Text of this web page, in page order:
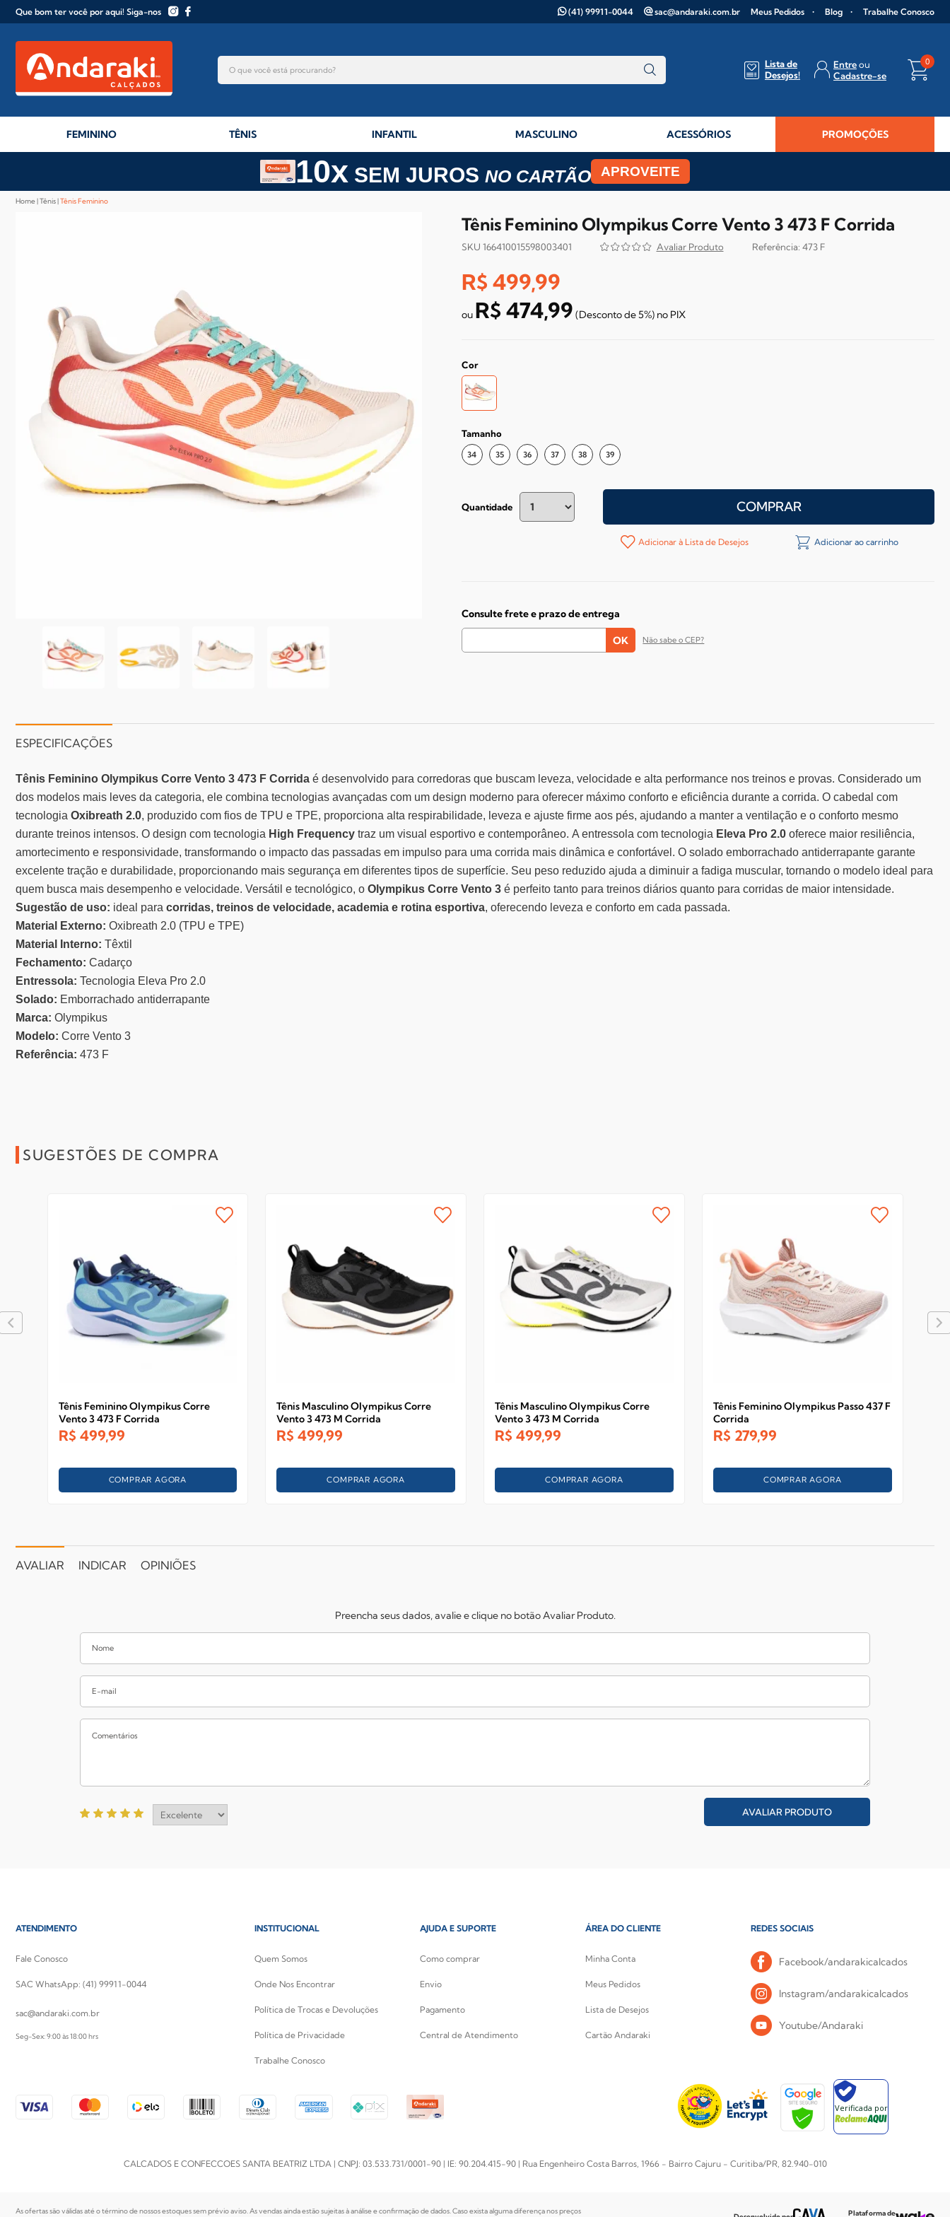
Que bom ter você por aqui! Siga-nos (41) 99911-0044 sac@andaraki.com.br Meus Pedidos Blog Trabalhe Conosco
0
Entre
Cadastre-se
Lista de
Desejos!
FEMININO TÊNIS INFANTIL MASCULINO ACESSÓRIOS PROMOÇÕES
10x SEM JUROS NO CARTÃO APROVEITE
Home Tênis Tênis Feminino
Tênis Feminino Olympikus Corre Vento 3 473 F Corrida
SKU 166410015598003401 473 F
R$ 499,99
R$ 474,99 (Descontode5%) no PIX
Cor
Tamanho
34 35 36 37 38 39
Quantidade COMPRAR
Adicionar à Lista de Desejos Adicionar ao carrinho
Consulte frete e prazo de entrega
Não sabe o CEP?
ESPECIFICAÇÕES
Tênis Feminino Olympikus Corre Vento 3 473 F Corrida é desenvolvido para corredoras que buscam leveza, velocidade e alta performance nos treinos e provas. Considerado um
dos modelos mais leves da categoria, ele combina tecnologias avançadas com um design moderno para oferecer máximo conforto e eficiência durante a corrida. O cabedal com
tecnologia Oxibreath 2.0, produzido com fios de TPU e TPE, proporciona alta respirabilidade, leveza e ajuste firme aos pés, ajudando a manter a ventilação e o conforto mesmo
durante treinos intensos. O design com tecnologia High Frequency traz um visual esportivo e contemporâneo. A entressola com tecnologia Eleva Pro 2.0 oferece maior resiliência,
amortecimento e responsividade, transformando o impacto das passadas em impulso para uma corrida mais dinâmica e confortável. O solado emborrachado antiderrapante garante
excelente tração e durabilidade, proporcionando mais segurança em diferentes tipos de superfície. Seu peso reduzido ajuda a diminuir a fadiga muscular, tornando o modelo ideal para
quem busca mais desempenho e velocidade. Versátil e tecnológico, o Olympikus Corre Vento 3 é perfeito tanto para treinos diários quanto para corridas de maior intensidade.
Sugestão de uso: ideal para corridas, treinos de velocidade, academia e rotina esportiva, oferecendo leveza e conforto em cada passada.
Material Externo: Oxibreath 2.0 (TPU e TPE)
Material Interno: Têxtil
Fechamento: Cadarço
Entressola: Tecnologia Eleva Pro 2.0
Solado: Emborrachado antiderrapante
Marca: Olympikus
Modelo: Corre Vento 3
Referência: 473 F
SUGESTÕES DE COMPRA
Tênis Feminino Olympikus Corre
Vento 3 473 F Corrida
R$ 499,99
COMPRAR AGORA
Tênis Masculino Olympikus Corre
Vento 3 473 M Corrida
R$ 499,99
COMPRAR AGORA
Tênis Masculino Olympikus Corre
Vento 3 473 M Corrida
R$ 499,99
COMPRAR AGORA
Tênis Feminino Olympikus Passo 437 F
Corrida
R$ 279,99
COMPRAR AGORA
AVALIAR INDICAR OPINIÕES
Preencha seus dados, avalie e clique no botão Avaliar Produto.
AVALIAR PRODUTO
ATENDIMENTO
Fale Conosco
SAC WhatsApp: (41) 99911-0044
sac@andaraki.com.br
Seg-Sex: 9:00 às 18:00 hrs
INSTITUCIONAL
Quem Somos
Onde Nos Encontrar
Política de Trocas e Devoluções
Política de Privacidade
Trabalhe Conosco
AJUDA E SUPORTE
Como comprar
Envio
Pagamento
Central de Atendimento
ÁREA DO CLIENTE
Minha Conta
Meus Pedidos
Lista de Desejos
Cartão Andaraki
REDES SOCIAIS
Facebook/andarakicalcados
Instagram/andarakicalcados
Youtube/Andaraki
Verificada por
CALCADOS E CONFECCOES SANTA BEATRIZ LTDA | CNPJ: 03.533.731/0001-90 | IE: 90.204.415-90 | Rua Engenheiro Costa Barros, 1966 - Bairro Cajuru - Curitiba/PR, 82.940-010
As ofertas são válidas até o término de nossos estoques sem prévio aviso. As vendas ainda estão sujeitas à análise e confirmação de dados. Caso exista alguma diferença nos preços Plataforma de